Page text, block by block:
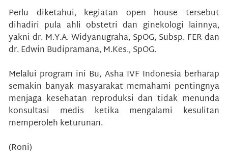
Perlu diketahui, kegiatan open house tersebut
dihadiri pula ahli obstetri dan ginekologi lainnya,
yakni dr. M.Y.A. Widyanugraha, SpOG, Subsp. FER dan
dr. Edwin Budipramana, M.Kes., SpOG.
Melalui program ini Bu, Asha IVF Indonesia berharap
semakin banyak masyarakat memahami pentingnya
menjaga kesehatan reproduksi dan tidak menunda
konsultasi medis ketika mengalami kesulitan
memperoleh keturunan.
(Roni)